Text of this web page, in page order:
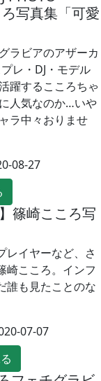
写真集「可愛
ラビアのアザーカ
レ・DJ・モデル
躍するこころちゃ
人気なのか…いや
ラ中々おりませ
08-27
篠崎こころ写
レイヤーなど、さ
崎こころ。インフ
誰も見たことのな
07-07